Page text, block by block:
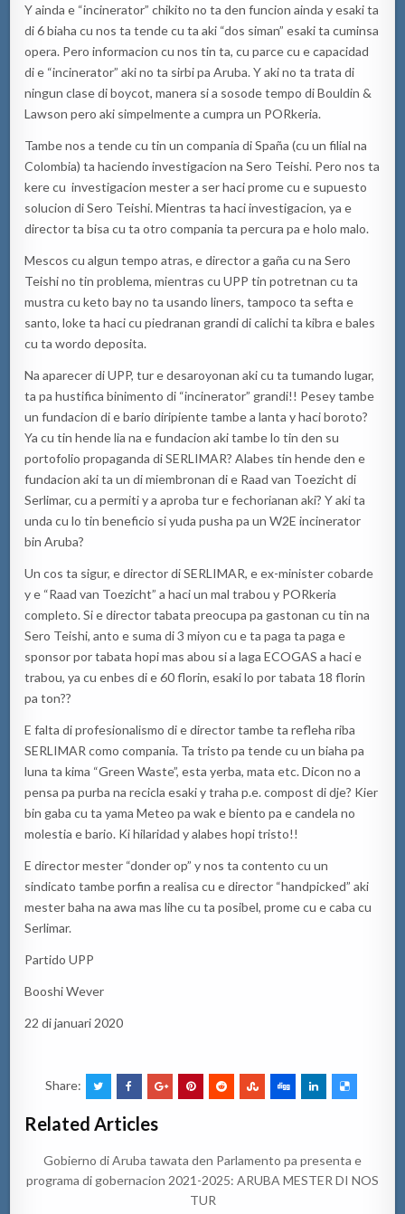
Y ainda e “incinerator” chikito no ta den funcion ainda y esaki ta
di 6 biaha cu nos ta tende cu ta aki “dos siman” esaki ta cuminsa
opera. Pero informacion cu nos tin ta, cu parce cu e capacidad
di e “incinerator” aki no ta sirbi pa Aruba. Y aki no ta trata di
ningun clase di boycot, manera si a sosode tempo di Bouldin &
Lawson pero aki simpelmente a cumpra un PORkeria.
Tambe nos a tende cu tin un compania di Spaña (cu un filial na
Colombia) ta haciendo investigacion na Sero Teishi. Pero nos ta
kere cu investigacion mester a ser haci prome cu e supuesto
solucion di Sero Teishi. Mientras ta haci investigacion, ya e
director ta bisa cu ta otro compania ta percura pa e holo malo.
Mescos cu algun tempo atras, e director a gaña cu na Sero
Teishi no tin problema, mientras cu UPP tin potretnan cu ta
mustra cu keto bay no ta usando liners, tampoco ta sefta e
santo, loke ta haci cu piedranan grandi di calichi ta kibra e bales
cu ta wordo deposita.
Na aparecer di UPP, tur e desaroyonan aki cu ta tumando lugar,
ta pa hustifica binimento di “incinerator” grandi!! Pesey tambe
un fundacion di e bario diripiente tambe a lanta y haci boroto?
Ya cu tin hende lia na e fundacion aki tambe lo tin den su
portofolio propaganda di SERLIMAR? Alabes tin hende den e
fundacion aki ta un di miembronan di e Raad van Toezicht di
Serlimar, cu a permiti y a aproba tur e fechorianan aki? Y aki ta
unda cu lo tin beneficio si yuda pusha pa un W2E incinerator
bin Aruba?
Un cos ta sigur, e director di SERLIMAR, e ex-minister cobarde
y e “Raad van Toezicht” a haci un mal trabou y PORkeria
completo. Si e director tabata preocupa pa gastonan cu tin na
Sero Teishi, anto e suma di 3 miyon cu e ta paga ta paga e
sponsor por tabata hopi mas abou si a laga ECOGAS a haci e
trabou, ya cu enbes di e 60 florin, esaki lo por tabata 18 florin
pa ton??
E falta di profesionalismo di e director tambe ta refleha riba
SERLIMAR como compania. Ta tristo pa tende cu un biaha pa
luna ta kima “Green Waste”, esta yerba, mata etc. Dicon no a
pensa pa purba na recicla esaki y traha p.e. compost di dje? Kier
bin gaba cu ta yama Meteo pa wak e biento pa e candela no
molestia e bario. Ki hilaridad y alabes hopi tristo!!
E director mester “donder op” y nos ta contento cu un
sindicato tambe porfin a realisa cu e director “handpicked” aki
mester baha na awa mas lihe cu ta posibel, prome cu e caba cu
Serlimar.
Partido UPP
Booshi Wever
22 di januari 2020
Share:
Related Articles
Gobierno di Aruba tawata den Parlamento pa presenta e
programa di gobernacion 2021-2025: ARUBA MESTER DI NOS
TUR